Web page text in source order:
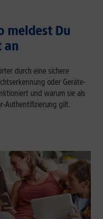
meldest Du
an
durch eine sichere
oder Geräte-
und warum sie als
Authentifizierung gilt.